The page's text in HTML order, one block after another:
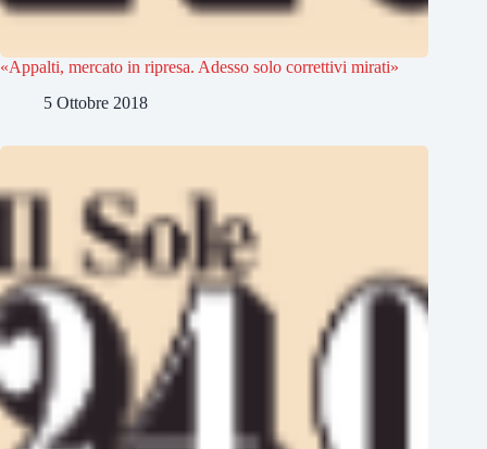
«Appalti, mercato in ripresa. Adesso solo correttivi mirati»
5 Ottobre 2018